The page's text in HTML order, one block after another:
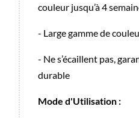
couleur jusqu’à 4
- Large gamme de
- Ne s’écaillent pas,
durable
Mode d'Utilisation :